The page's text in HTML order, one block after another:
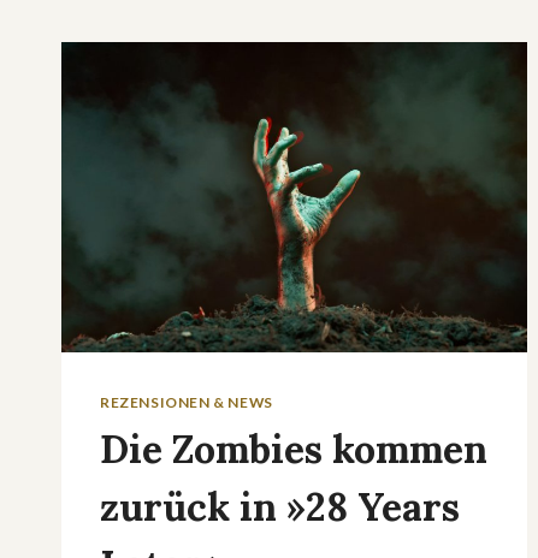
REZENSIONEN & NEWS
Die Zombies kommen
zurück in »28 Years